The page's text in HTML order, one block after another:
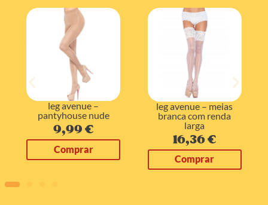
leg avenue –
pantyhouse nude
9,99€
Comprar
leg avenue – meias
branca com renda
larga
16,36€
Comprar